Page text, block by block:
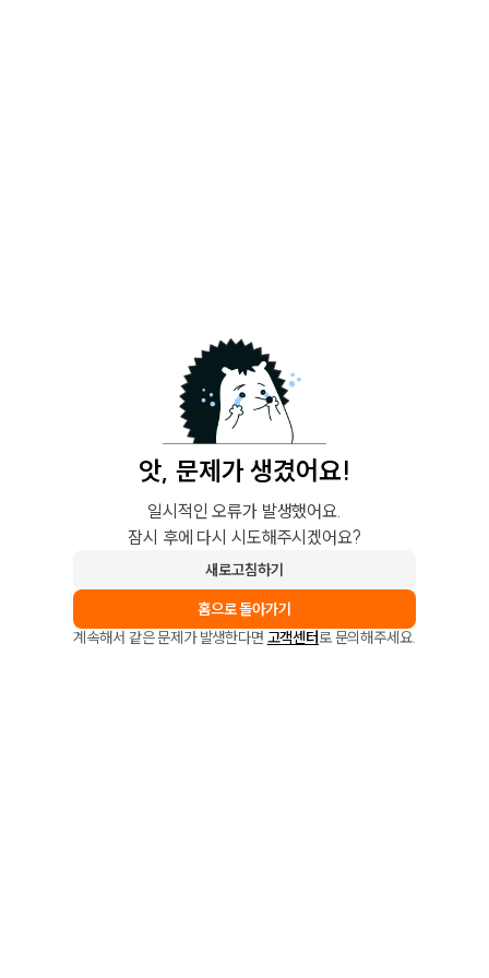
앗, 문제가 생겼어요!
일시적인 오류가 발생했어요.
잠시 후에 다시 시도해주시겠어요?
새로고침하기
홈으로 돌아가기
계속해서 같은 문제가 발생한다면 고객센터로 문의해주세요.